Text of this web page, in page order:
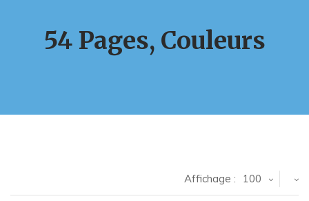
54 Pages, Couleurs
Affichage : 100